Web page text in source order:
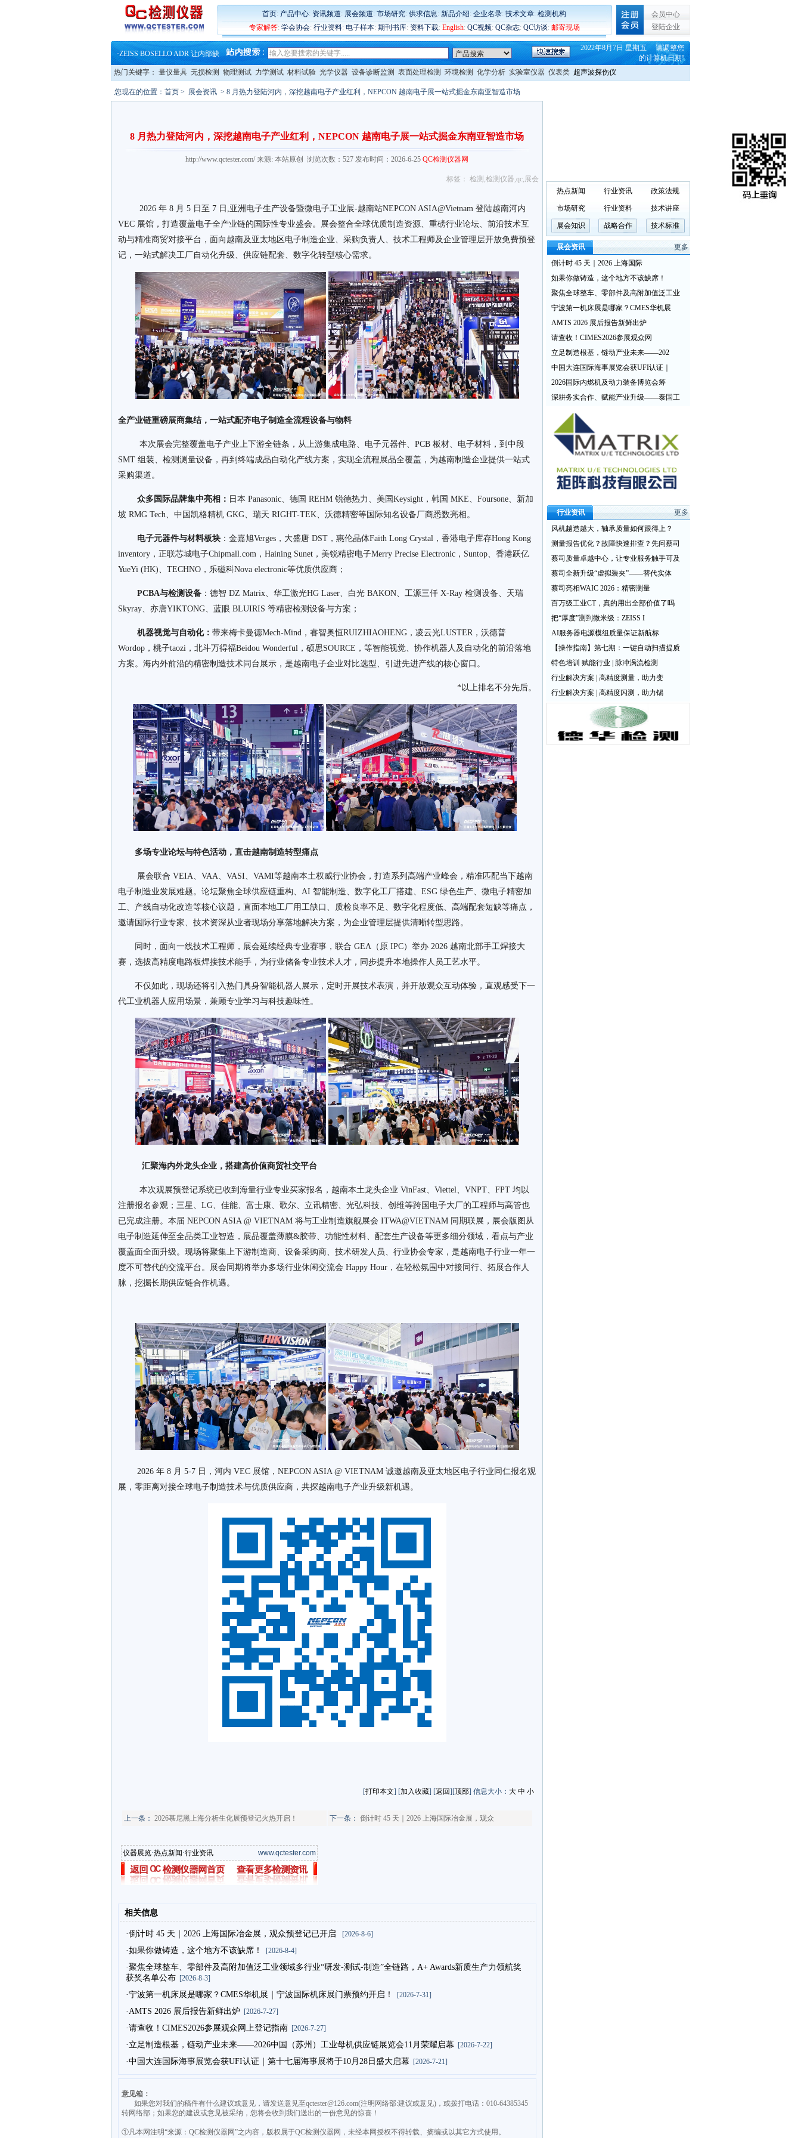
首页: 产品中心: 资讯频道: 展会频道: 市场研究: 供求信息: 新品介绍: 企业名录: 技术文章: 检测机构
专家解答: 学会协会: 行业资料: 电子样本: 期刊书库: 资料下载: English: QC视频: QC杂志: QC访谈: 邮寄现场
会员中心
登陆企业
蔡司软件 | 高效变形分析能
铸就AI服务器质量动脉 – 高
铸就AI服务器质量动脉 – 高
·ZEISS BOSELLO ADR 让内部缺
·蔡司和亿纬锂能达成战略合作
·大牌云集 买家升级 ——26
2022年8月7日 星期五 请调整您
的计算机日期!
热门关键字： 量仪量具 无损检测 物理测试 力学测试 材料试验 光学仪器 设备诊断监测 表面处理检测 环境检测 化学分析 实验室仪器 仪表类 超声波探伤仪
您现在的位置： 首页 > 展会资讯 > 8 月热力登陆河内，深挖越南电子产业红利，NEPCON 越南电子展一站式掘金东南亚智造市场
8 月热力登陆河内，深挖越南电子产业红利，NEPCON 越南电子展一站式掘金东南亚智造市场
http://www.qctester.com/ 来源: 本站原创 浏览次数：527 发布时间：2026-6-25 QC检测仪器网
标签： 检测 ,检测仪器,qc,展会
2026 年 8 月 5 日至 7 日,亚洲电子生产设备暨微电子工业展-越南站NEPCON ASIA@Vietnam 登陆越南河内
VEC 展馆，打造覆盖电子全产业链的国际性专业盛会。展会整合全球优质制造资源、重磅行业论坛、前沿技术互
动与精准商贸对接平台，面向越南及亚太地区电子制造企业、采购负责人、技术工程师及企业管理层开放免费预登
记，一站式解决工厂自动化升级、供应链配套、数字化转型核心需求。
全产业链重磅展商集结，一站式配齐电子制造全流程设备与物料
本次展会完整覆盖电子产业上下游全链条，从上游集成电路、电子元器件、PCB 板材、电子材料，到中段
SMT 组装、检测测量设备，再到终端成品自动化产线方案，实现全流程展品全覆盖，为越南制造企业提供一站式
采购渠道。
众多国际品牌集中亮相： 日本 Panasonic、德国 REHM 锐德热力、美国Keysight，韩国 MKE、Foursone、新加
坡 RMG Tech、中国凯格精机 GKG、瑞天 RIGHT-TEK、沃德精密等国际知名设备厂商悉数亮相。
电子元器件与材料板块：金嘉旭Verges，大盛唐 DST，惠伦晶体Faith Long Crystal，香港电子库存Hong Kong
inventory，正联芯城电子Chipmall.com，Haining Sunet，美锐精密电子Merry Precise Electronic，Suntop、香港跃亿
YueYi (HK)、TECHNO，乐磁科Nova electronic等优质供应商；
PCBA与检测设备：德智 DZ Matrix、华工激光HG Laser、白光 BAKON、工源三仟 X-Ray 检测设备、天瑞
Skyray、亦唐YIKTONG、蓝眼 BLUIRIS 等精密检测设备与方案；
机器视觉与自动化： 带来梅卡曼德Mech-Mind，睿智奥恒RUIZHIAOHENG，凌云光LUSTER，沃德普
Wordop，桃子taozi，北斗万得福Beidou Wonderful，硕思SOURCE，等智能视觉、协作机器人及自动化的前沿落地
方案。海内外前沿的精密制造技术同台展示，是越南电子企业对比选型、引进先进产线的核心窗口。
*以上排名不分先后。
多场专业论坛与特色活动，直击越南制造转型痛点
展会联合 VEIA、VAA、VASI、VAMI等越南本土权威行业协会，打造系列高端产业峰会，精准匹配当下越南
电子制造业发展难题。论坛聚焦全球供应链重构、AI 智能制造、数字化工厂搭建、ESG 绿色生产、微电子精密加
工、产线自动化改造等核心议题，直面本地工厂用工缺口、质检良率不足、数字化程度低、高端配套短缺等痛点，
邀请国际行业专家、技术资深从业者现场分享落地解决方案，为企业管理层提供清晰转型思路。
同时，面向一线技术工程师，展会延续经典专业赛事，联合 GEA（原 IPC）举办 2026 越南北部手工焊接大
赛，选拔高精度电路板焊接技术能手，为行业储备专业技术人才，同步提升本地操作人员工艺水平。
不仅如此，现场还将引入热门具身智能机器人展示，定时开展技术表演，并开放观众互动体验，直观感受下一
代工业机器人应用场景，兼顾专业学习与科技趣味性。
汇聚海内外龙头企业，搭建高价值商贸社交平台
本次观展预登记系统已收到海量行业专业买家报名，越南本土龙头企业 VinFast、Viettel、VNPT、FPT 均以
注册报名参观；三星、LG、佳能、富士康、歌尔、立讯精密、光弘科技、创维等跨国电子大厂的工程师与高管也
已完成注册。本届 NEPCON ASIA @ VIETNAM 将与工业制造旗舰展会 ITWA@VIETNAM 同期联展，展会版图从
电子制造延伸至全品类工业智造，展品覆盖薄膜&胶带、功能性材料、配套生产设备等更多细分领域，看点与产业
覆盖面全面升级。现场将聚集上下游制造商、设备采购商、技术研发人员、行业协会专家，是越南电子行业一年一
度不可替代的交流平台。展会同期将举办多场行业休闲交流会 Happy Hour，在轻松氛围中对接同行、拓展合作人
脉，挖掘长期供应链合作机遇。
2026 年 8 月 5-7 日，河内 VEC 展馆，NEPCON ASIA @ VIETNAM 诚邀越南及亚太地区电子行业同仁报名观
展，零距离对接全球电子制造技术与优质供应商，共探越南电子产业升级新机遇。
[打印本文] [加入收藏] [返回][顶部] 信息大小： 大 中 小
上一条： 2026慕尼黑上海分析生化展预登记火热开启！ 下一条： 倒计时 45 天｜2026 上海国际冶金展，观众
仪器展览·热点新闻·行业资讯 www.qctester.com
相关信息
·倒计时 45 天｜2026 上海国际冶金展，观众预登记已开启 [2026-8-6]
·如果你做铸造，这个地方不该缺席！ [2026-8-4]
·聚焦全球整车、零部件及高附加值泛工业领域多行业“研发-测试-制造”全链路，A+ Awards新质生产力领航奖
获奖名单公布[2026-8-3]
·宁波第一机床展是哪家？CMES华机展｜宁波国际机床展门票预约开启！ [2026-7-31]
·AMTS 2026 展后报告新鲜出炉[2026-7-27]
·请查收！CIMES2026参展观众网上登记指南 [2026-7-27]
·立足制造根基，链动产业未来——2026中国（苏州）工业母机供应链展览会11月荣耀启幕 [2026-7-22]
·中国大连国际海事展览会获UFI认证｜第十七届海事展将于10月28日盛大启幕 [2026-7-21]
意见箱：
如果您对我们的稿件有什么建议或意见，请发送意见至qctester@126.com(注明网络部:建议或意见)，或拨打电话：010-64385345
转网络部；如果您的建设或意见被采纳，您将会收到我们送出的一份意见的惊喜！
①凡本网注明“来源：QC检测仪器网”之内容，版权属于QC检测仪器网，未经本网授权不得转载、摘编或以其它方式使用。
热点新闻 行业资讯 政策法规
市场研究 行业资料 技术讲座
展会知识 战略合作 技术标准
展会资讯
更多
倒计时 45 天｜2026 上海国际
如果你做铸造，这个地方不该缺席！
聚焦全球整车、零部件及高附加值泛工业
宁波第一机床展是哪家？CMES华机展
AMTS 2026 展后报告新鲜出炉
请查收！CIMES2026参展观众网
立足制造根基，链动产业未来——202
中国大连国际海事展览会获UFI认证｜
2026国际内燃机及动力装备博览会筹
深耕务实合作、赋能产业升级——泰国工
行业资讯
更多
风机越造越大，轴承质量如何跟得上？
测量报告优化？故障快速排查？先问蔡司
蔡司质量卓越中心，让专业服务触手可及
蔡司全新升级“虚拟装夹”——替代实体
蔡司亮相WAIC 2026：精密测量
百万级工业CT，真的用出全部价值了吗
把“厚度”测到微米级：ZEISS I
AI服务器电源模组质量保证新航标
【操作指南】第七期：一键自动扫描提质
特色培训 赋能行业 | 脉冲涡流检测
行业解决方案 | 高精度测量，助力变
行业解决方案 | 高精度闪测，助力锡